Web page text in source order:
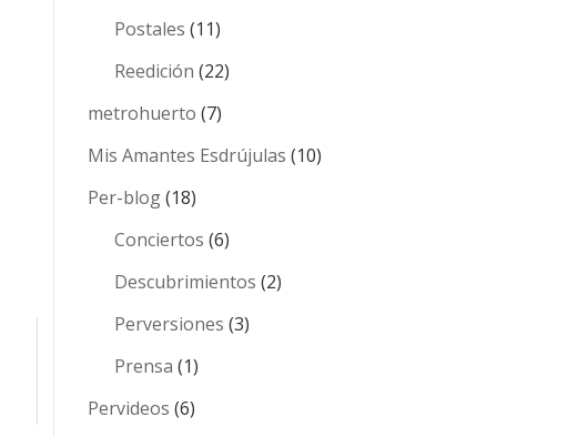
Postales (11)
Reedición (22)
metrohuerto (7)
Mis Amantes Esdrújulas (10)
Per-blog(18)
Conciertos (6)
Descubrimientos (2)
Perversiones (3)
Prensa (1)
Pervideos (6)